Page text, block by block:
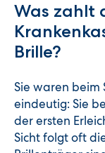
Was zahlt
Brille?
Sie waren beim
eindeutig: Sie
der ersten
Sicht folgt oft